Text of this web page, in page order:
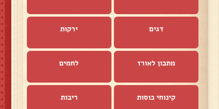
דגים ירקות
מתכון לאורז לחמים
קינוחי כוסות ריבות